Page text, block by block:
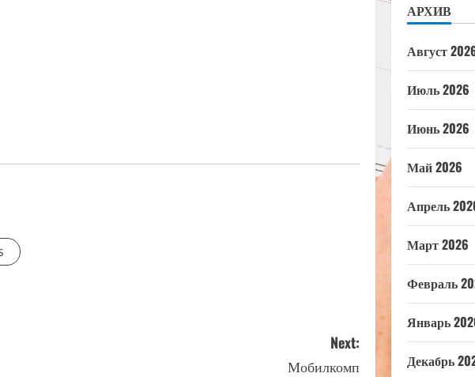
Next:
Мобилкомп
АРХИВ
Август
Июль 2026
Июнь 2026
Май 2026
Апрель
Март 2026
Февраль
Январь
Декабрь